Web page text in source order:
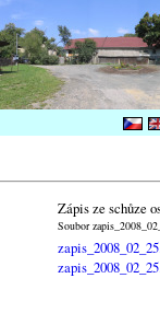
Zápis ze schůze
Soubor